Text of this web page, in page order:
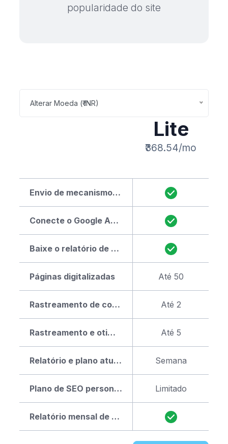
popularidade do site
Alterar Moeda (₹ INR)
Envio de mecanismos de pesquisa
Conecte o Google Analytics
Baixe o relatório de SEO em PDF
Páginas digitalizadas
Rastreamento de concorrentes
Rastreamento e otimização de palavras-chave
Relatório e plano atualizados
Plano de SEO personalizado
Relatório mensal de progresso
Lite
₹368.54/mo
Até 50
Até 2
Até 5
Semana
Limitado